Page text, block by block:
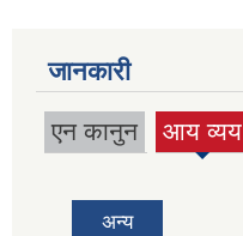
जानकारी
एन कानुन आय व्यय
(active
अन्य